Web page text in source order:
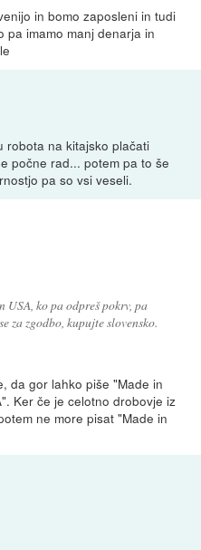
in bomo zaposleni in tudi
pa imamo manj denarja in
robota na kitajsko plačati
počne rad... potem pa to še
pa so vsi veseli.
USA, ko pa odpreš pokrv, pa
za zgodbo, kupujte slovensko.
da gor lahko piše "Made in
Ker če je celotno drobovje iz
ne more pisat "Made in